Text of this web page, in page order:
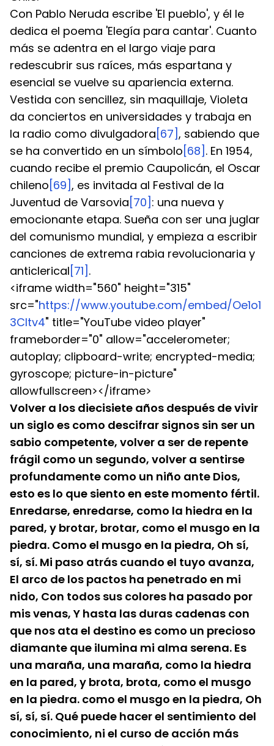
Con Pablo Neruda escribe 'El pueblo', y él le
dedica el poema 'Elegía para cantar'. Cuanto
más se adentra en el largo viaje para
redescubrir sus raíces, más espartana y
esencial se vuelve su apariencia externa.
Vestida con sencillez, sin maquillaje, Violeta
da conciertos en universidades y trabaja en
la radio como divulgadora [67], sabiendo que
se ha convertido en un símbolo [68] . En 1954,
cuando recibe el premio Caupolicán, el Oscar
chileno [69], es invitada al Festival de la
Juventud de Varsovia [70] : una nueva y
emocionante etapa. Sueña con ser una juglar
del comunismo mundial, y empieza a escribir
canciones de extrema rabia revolucionaria y
anticlerical [71] .
<iframe width="560" height="315"
src="https://www.youtube.com/embed/Oe1o1
3CItv4" title="YouTube video player"
frameborder="0" allow="accelerometer;
autoplay; clipboard-write; encrypted-media;
gyroscope; picture-in-picture"
allowfullscreen></iframe>
Volver a los diecisiete años después de vivir
un siglo es como descifrar signos sin ser un
sabio competente, volver a ser de repente
frágil como un segundo, volver a sentirse
profundamente como un niño ante Dios,
esto es lo que siento en este momento fértil.
Enredarse, enredarse, como la hiedra en la
pared, y brotar, brotar, como el musgo en la
piedra. Como el musgo en la piedra, Oh sí,
sí, sí. Mi paso atrás cuando el tuyo avanza,
El arco de los pactos ha penetrado en mi
nido, Con todos sus colores ha pasado por
mis venas, Y hasta las duras cadenas con
que nos ata el destino es como un precioso
diamante que ilumina mi alma serena. Es
una maraña, una maraña, como la hiedra
en la pared, y brota, brota, como el musgo
en la piedra. como el musgo en la piedra, Oh
sí, sí, sí. Qué puede hacer el sentimiento del
conocimiento, ni el curso de acción más